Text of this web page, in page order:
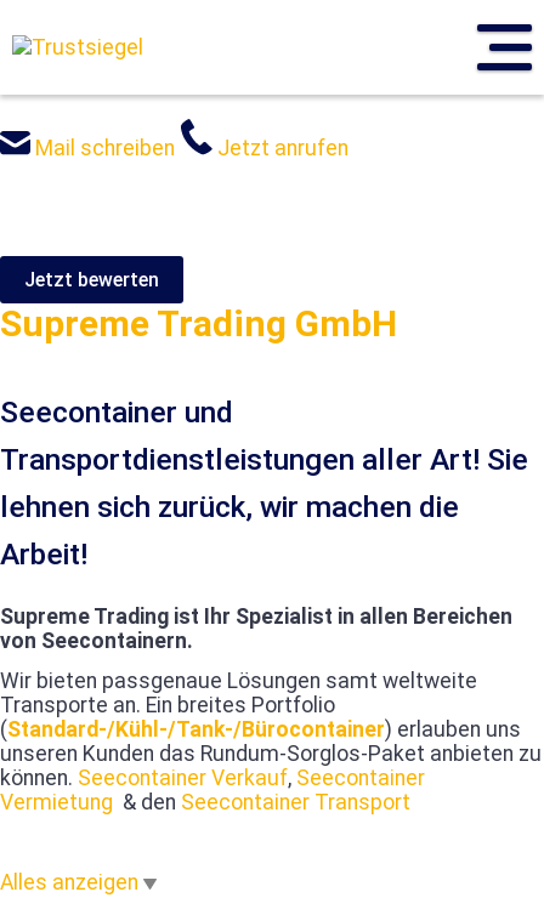
zum
Inhalt
Mail schreiben Jetzt anrufen
Jetzt bewerten
Supreme Trading GmbH
Seecontainer und
Transportdienstleistungen aller Art! Sie
lehnen sich zurück, wir machen die
Arbeit!
Supreme Trading ist Ihr Spezialist in allen Bereichen
von Seecontainern.
Wir bieten passgenaue Lösungen samt weltweite
Transporte an. Ein breites Portfolio
(Standard-/Kühl-/Tank-/Bürocontainer) erlauben uns
unseren Kunden das Rundum-Sorglos-Paket anbieten zu
können. Seecontainer Verkauf, Seecontainer
Vermietung & den Seecontainer Transport
Alles anzeigen